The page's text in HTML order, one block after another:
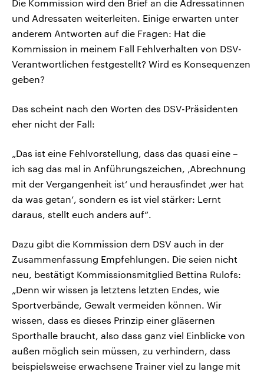
Die Kommission wird den Brief an die Adressatinnen
und Adressaten weiterleiten. Einige erwarten unter
anderem Antworten auf die Fragen: Hat die
Kommission in meinem Fall Fehlverhalten von DSV-
Verantwortlichen festgestellt? Wird es Konsequenzen
geben?
Das scheint nach den Worten des DSV-Präsidenten
eher nicht der Fall:
„Das ist eine Fehlvorstellung, dass das quasi eine –
ich sag das mal in Anführungszeichen, ‚Abrechnung
mit der Vergangenheit ist‘ und herausfindet ‚wer hat
da was getan‘, sondern es ist viel stärker: Lernt
daraus, stellt euch anders auf“.
Dazu gibt die Kommission dem DSV auch in der
Zusammenfassung Empfehlungen. Die seien nicht
neu, bestätigt Kommissionsmitglied Bettina Rulofs:
„Denn wir wissen ja letztens letzten Endes, wie
Sportverbände, Gewalt vermeiden können. Wir
wissen, dass es dieses Prinzip einer gläsernen
Sporthalle braucht, also dass ganz viel Einblicke von
außen möglich sein müssen, zu verhindern, dass
beispielsweise erwachsene Trainer viel zu lange mit